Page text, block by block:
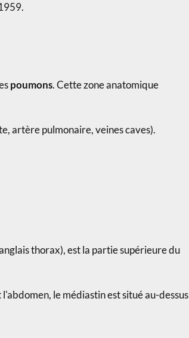
poumons. Cette zone anatomique
artère pulmonaire, veines caves).
thorax), est la partie supérieure du
le médiastin est situé au-dessus